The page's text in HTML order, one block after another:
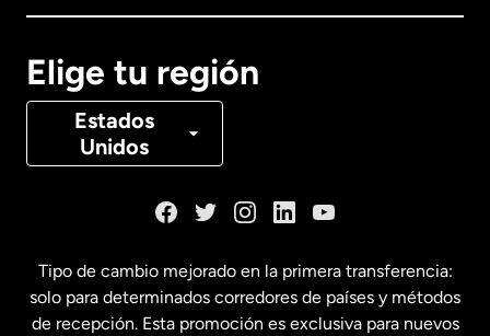
Elige tu región
Estados
Unidos
Canadá Français
Estados Unidos English
Tipo de cambio mejorado en la primera transferencia:
solo para determinados corredores de países y métodos
de recepción. Esta promoción es exclusiva para nuevos